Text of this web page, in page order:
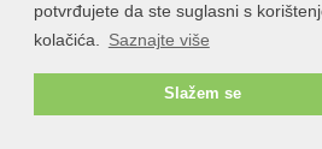
potvrđujete da ste suglasni s
kolačića.
Saznajte više
Slažem se
© 2026 Visit-Hvar.com - All